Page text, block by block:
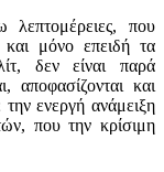
λεπτομέρειες, που
μόνο επειδή τα
δεν είναι παρά
αποφασίζονται και
ενεργή ανάμειξη
που την κρίσιμη